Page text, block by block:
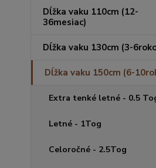
Dĺžka vaku 110cm (12-
36mesiac)
Dĺžka vaku 130cm (3-
Dĺžka vaku 150cm (6-
Extra tenké letné - 0.5
Letné - 1Tog
Celoročné - 2.5Tog